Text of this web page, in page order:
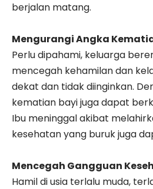
berjalan matang.
Mengurangi Angka
Perlu dipahami, keluarga
mencegah kehamilan dan
dekat dan tidak diinginkan.
kematian bayi juga dapat
Ibu meninggal akibat
kesehatan yang buruk juga
Mencegah Gangguan
Hamil di usia terlalu muda,